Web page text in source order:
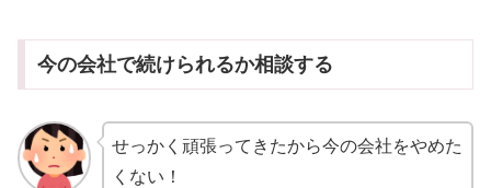
今の会社で続けられるか相談する
せっかく頑張ってきたから今の会社をやめた
くない！